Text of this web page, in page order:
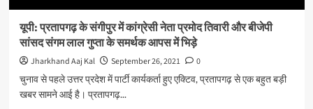
परिजनों
तक
पहुंचने
की
आशा
जगी
यूपी: प्रतापगढ़ के संगीपुर में कांग्रेसी नेता प्रमोद तिवारी और बीजेपी
सांसद संगम लाल गुप्ता के समर्थक आपस में भिड़े
Jharkhand Aaj Kal September 26, 2021
0
चुनाव से पहले उत्तर प्रदेश में पार्टी कार्यकर्ता हुए एक्टिव, प्रतापगढ़ से एक बहुत बड़ी
खबर सामने आई है। प्रतापगढ़...